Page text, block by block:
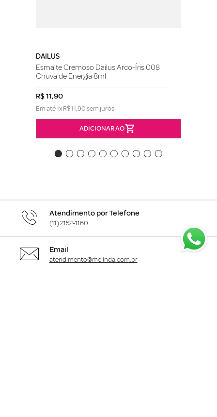
DAILUS
Esmalte Cremoso Dailus Arco-Íris 008
Chuva de Energia 8ml
R$11,90
Em até1xR$11,90sem juros
ADICIONAR AO
Atendimento por Telefone
(11) 2152-1160
Email
atendimento@melinda.com.br